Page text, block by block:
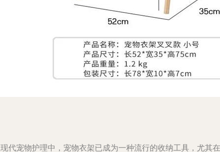
代宠物护理中，宠物衣架已成为一种流行的收纳工具，尤其在